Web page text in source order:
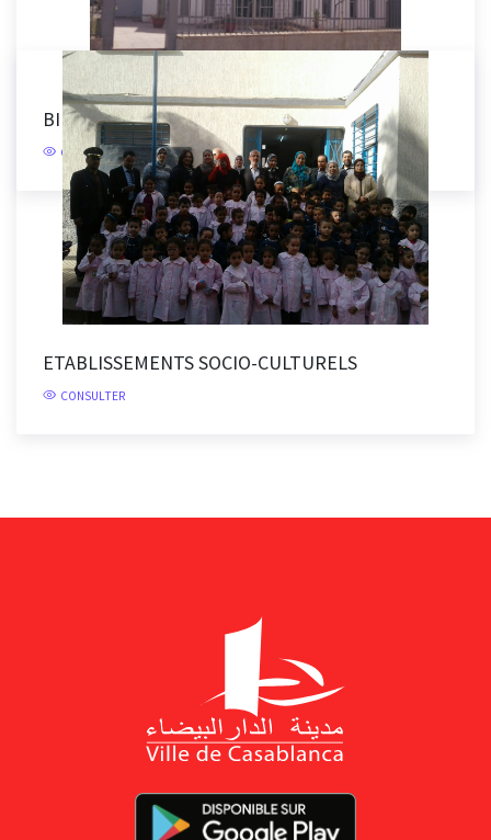
BIBLIOTHÈQUE HAY HASSANI
CONSULTER
ETABLISSEMENTS SOCIO-CULTURELS
CONSULTER